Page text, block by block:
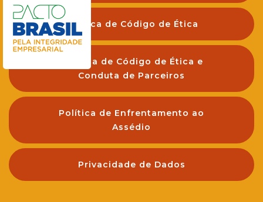
Política de Código de Ética
Política de Código de Ética e
Conduta de Parceiros
Política de Enfrentamento ao
Assédio
Privacidade de Dados